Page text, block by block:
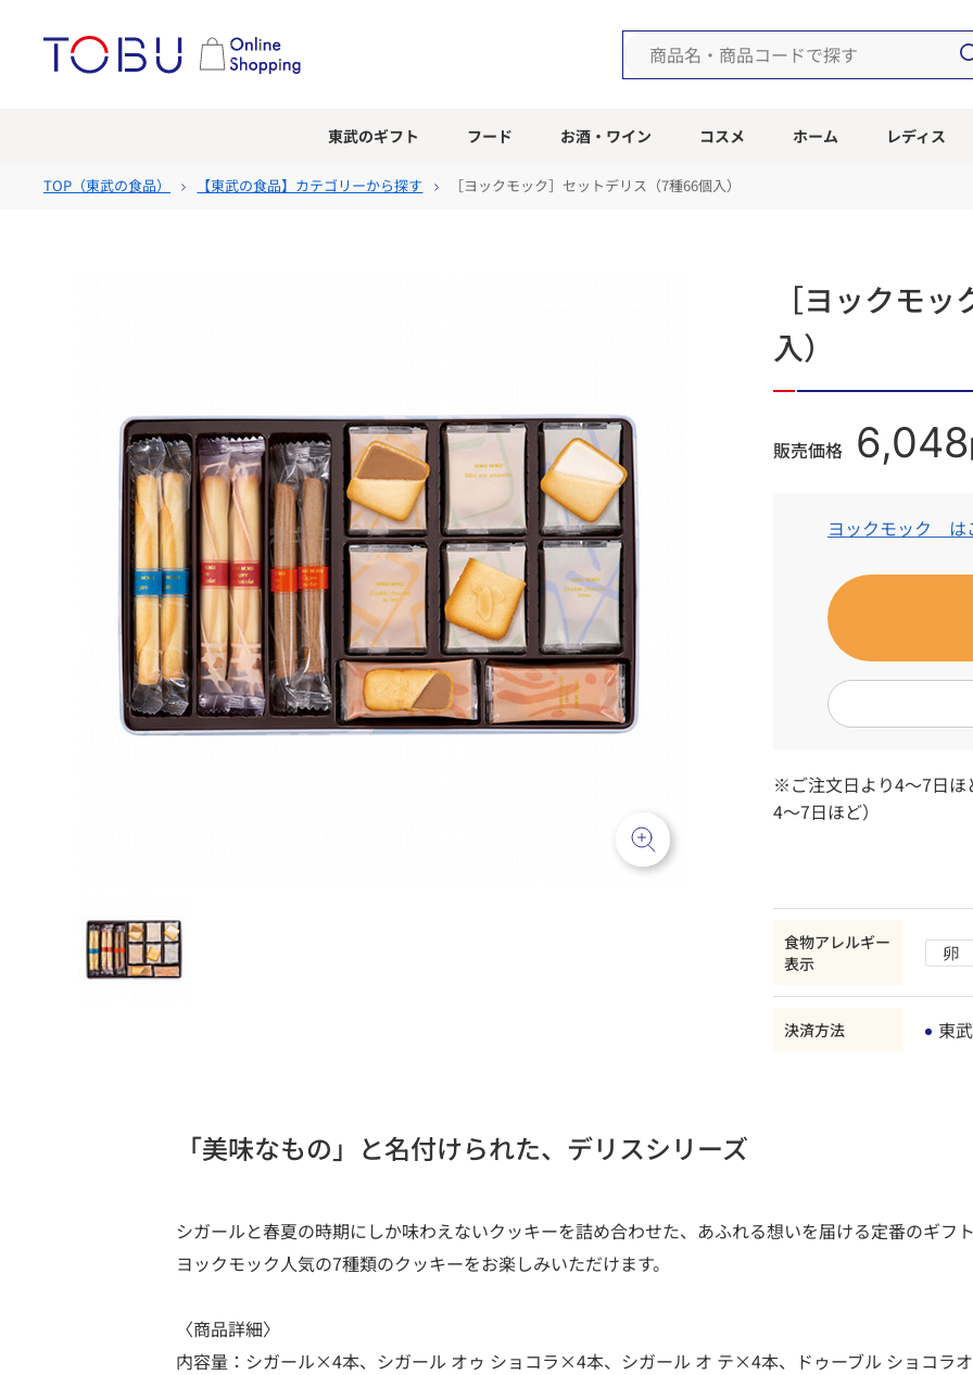
東武のギフト フード お酒・ワイン コスメ ホーム レディス
TOP（東武の食品） 【東武の食品】カテゴリーから探す ［ヨックモック］セットデリス（7種66個入）
［ヨックモ
入）
販売価格 6,048
ヨックモック は
※ご注文日より4～7日ほ
4～7日ほど）
食物アレルギー
表示
決済方法 東
「美味なもの」と名付けられた、デリスシリーズ
シガールと春夏の時期にしか味わえないクッキーを詰め合わせた、あふれる想いを届ける定番のギフト
ヨックモック人気の7種類のクッキーをお楽しみいただけます。
〈商品詳細〉
内容量：シガール×4本、シガール オゥ ショコラ×4本、シガール オ テ×4本、ドゥーブル ショコラ